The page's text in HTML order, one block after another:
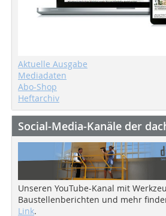
Aktuelle Ausgabe
Mediadaten
Abo-Shop
Heftarchiv
Social-Media-Kanäle der
Unseren YouTube-Kanal mit
Baustellenberichten und mehr
Link.